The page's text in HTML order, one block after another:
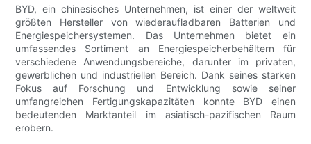
BYD, ein chinesisches Unternehmen, ist einer der weltweit
größten Hersteller von wiederaufladbaren Batterien und
Energiespeichersystemen. Das Unternehmen bietet ein
umfassendes Sortiment an Energiespeicherbehältern für
verschiedene Anwendungsbereiche, darunter im privaten,
gewerblichen und industriellen Bereich. Dank seines starken
Fokus auf Forschung und Entwicklung sowie seiner
umfangreichen Fertigungskapazitäten konnte BYD einen
bedeutenden Marktanteil im asiatisch-pazifischen Raum
erobern.